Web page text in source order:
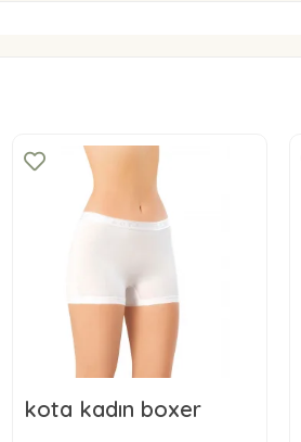
kota kadın boxer